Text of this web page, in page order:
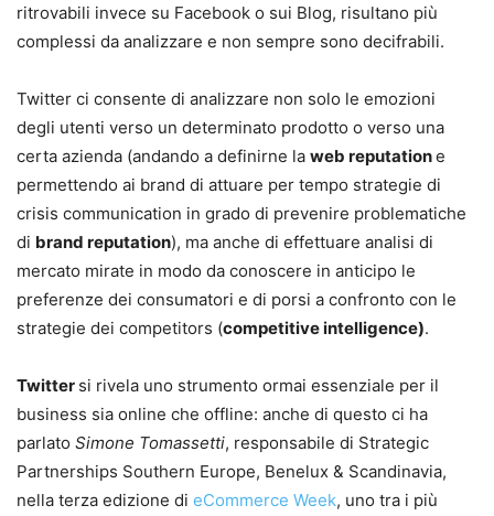
ritrovabili invece su Facebook o sui Blog, risultano più
complessi da analizzare e non sempre sono decifrabili.
Twitter ci consente di analizzare non solo le emozioni
degli utenti verso un determinato prodotto o verso una
certa azienda (andando a definirne la web reputatione
permettendo ai brand di attuare per tempo strategie di
crisis communication in grado di prevenire problematiche
di brand reputation), ma anche di effettuare analisi di
mercato mirate in modo da conoscere in anticipo le
preferenze dei consumatori e di porsi a confronto con le
strategie dei competitors (competitive intelligence).
Twitter si rivela uno strumento ormai essenziale per il
business sia online che offline: anche di questo ci ha
parlato Simone Tomassetti, responsabile di Strategic
Partnerships Southern Europe, Benelux & Scandinavia,
nella terza edizione di eCommerce Week, uno tra i più